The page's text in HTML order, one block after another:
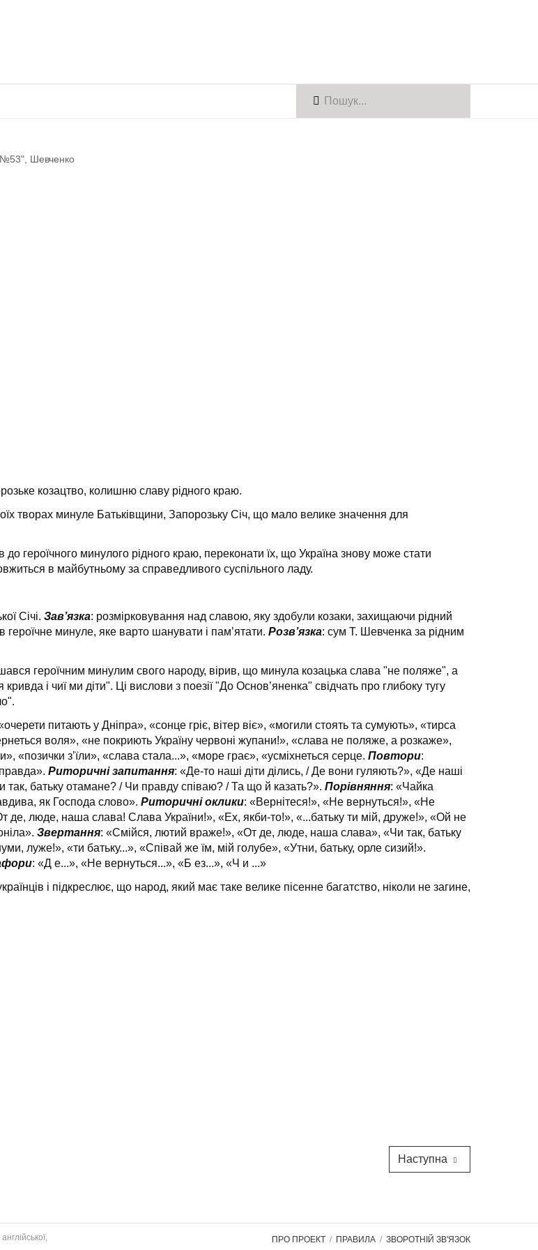
№53", Шевченко
козацтво, колишню славу рідного краю.
творах минуле Батьківщини, Запорозьку Січ, що мало велике значення для
до героїчного минулого рідного краю, переконати їх, що Україна знову може стати
в майбутньому за справед­ливого суспільного ладу.
Січі. Зав’язка: розмірковування над славою, яку здобули козаки, захищаючи рідний
минуле, яке варто шанувати і пам’ятати. Розв’язка: сум Т. Шевченка за рідним
героїчним ми­нулим свого народу, вірив, що минула козацька слава "не поляже", а
і чиї ми діти". Ці вислови з поезії "До Основ’яненка" свідчать про глибоку тугу
пита­ють у Дніпра», «сонце гріє, вітер віє», «могили стоять та суму­ють», «тирса
воля», «не покриють Україну червоні жупани!», «слава не поляже, а розкаже»,
з’їли», «слава стала...», «море грає», «усміхнеться серце. Повтори:
Риторичні запитання: «Де-то наші діти ділись, / Де вони гу­ляють?», «Де наші
батьку отамане? / Чи правду співаю? / Та що й казать?». Порівняння: «Чайка
як Господа слово». Риторичні оклики: «Вернітеся!», «Не вернуться!», «Не
де, люде, наша слава! Слава України!», «Ех, якби-то!», «...батьку ти мій, друже!», «Ой не
Звертання: «Смійся, лютий враже!», «От де, люде, наша слава», «Чи так, батьку
луже!», «ти батьку...», «Співай же їм, мій голубе», «Утни, батьку, орле сизий!».
: «Д е...», «Не вернуться...», «Б ез...», «Ч и ...»
і підкреслює, що народ, який має таке велике пісенне багатство, ніколи не загине,
Наступна
ПРО ПРОЕКТ ПРАВИЛА ЗВОРОТНІЙ ЗВ'ЯЗОК